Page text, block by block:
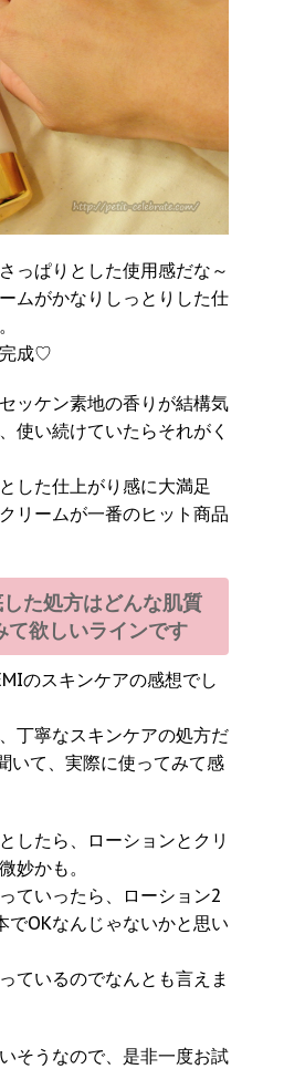
っぱりとした使用感だな～
ムがかなりしっとりした仕
完成♡
ッケン素地の香りが結構気
使い続けていたらそれがく
した仕上がり感に大満足
リームが一番のヒット商品
た処方はどんな肌質
て欲しいラインです
のスキンケアの感想でし
丁寧なスキンケアの処方だ
いて、実際に使ってみて感
したら、ローションとクリ
妙かも。
ていったら、ローション2
でOKなんじゃないかと思い
ているのでなんとも言えま
そうなので、是非一度お試